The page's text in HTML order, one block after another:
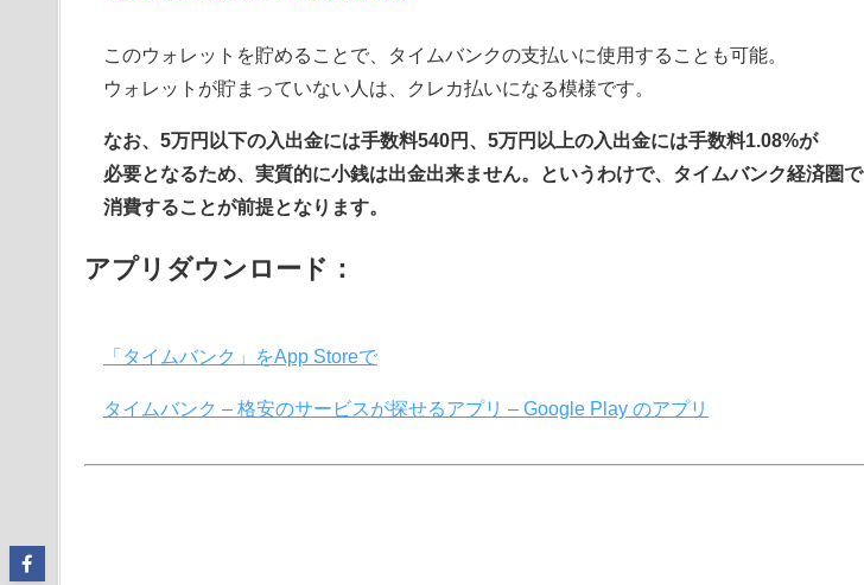
このウォレットを貯めることで、タイムバンクの支払いに使用することも可能。
ウォレットが貯まっていない人は、クレカ払いになる模様です。
なお、5万円以下の入出金には手数料540円、5万円以上の入出金には手数料1.08%が
必要となるため、実質的に小銭は出金出来ません。というわけで、タイムバンク経済圏で
消費することが前提となります。
アプリダウンロード：
「タイムバンク」をApp Storeで
タイムバンク – 格安のサービスが探せるアプリ – Google Play のアプリ